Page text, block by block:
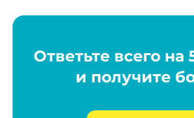
Ответьте всего на
и получите